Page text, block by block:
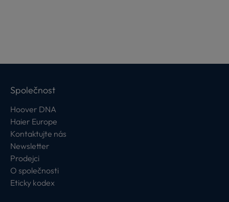
Společnost
Hoover DNA
Haier Europe
Kontaktujte nás
Newsletter
Prodejci
O společnosti
Eticky kodex